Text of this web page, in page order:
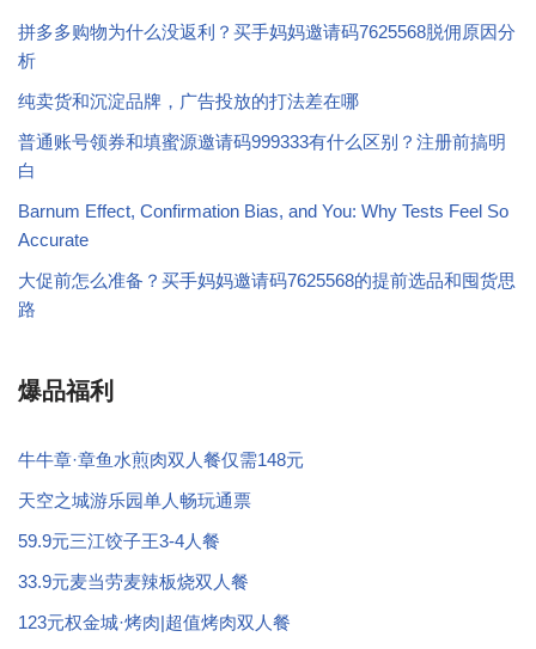
拼多多购物为什么没返利？买手妈妈邀请码7625568脱佣原因分
析
纯卖货和沉淀品牌，广告投放的打法差在哪
普通账号领券和填蜜源邀请码999333有什么区别？注册前搞明
白
Barnum Effect, Confirmation Bias, and You: Why Tests Feel So
Accurate
大促前怎么准备？买手妈妈邀请码7625568的提前选品和囤货思
路
爆品福利
牛牛章·章鱼水煎肉双人餐仅需148元
天空之城游乐园单人畅玩通票
59.9元三江饺子王3-4人餐
33.9元麦当劳麦辣板烧双人餐
123元权金城·烤肉|超值烤肉双人餐